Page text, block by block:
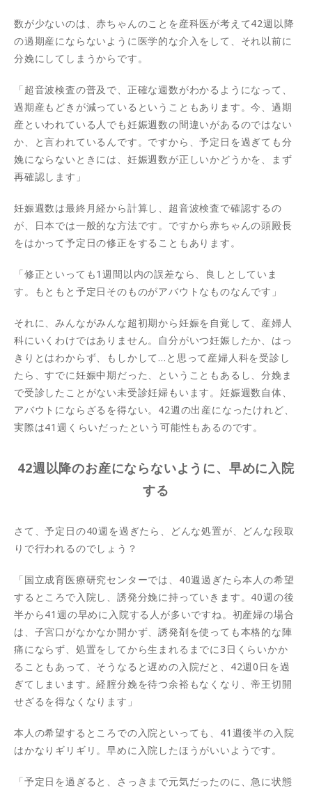
数が少ないのは、赤ちゃんのことを産科医が考えて42週以降
の過期産にならないように医学的な介入をして、それ以前に
分娩にしてしまうからです。
「超音波検査の普及で、正確な週数がわかるようになって、
過期産もどきが減っているということもあります。今、過期
産といわれている人でも妊娠週数の間違いがあるのではない
か、と言われているんです。ですから、予定日を過ぎても分
娩にならないときには、妊娠週数が正しいかどうかを、まず
再確認します」
妊娠週数は最終月経から計算し、超音波検査で確認するの
が、日本では一般的な方法です。ですから赤ちゃんの頭殿長
をはかって予定日の修正をすることもあります。
「修正といっても1週間以内の誤差なら、良しとしていま
す。もともと予定日そのものがアバウトなものなんです」
それに、みんながみんな超初期から妊娠を自覚して、産婦人
科にいくわけではありません。自分がいつ妊娠したか、はっ
きりとはわからず、もしかして…と思って産婦人科を受診し
たら、すでに妊娠中期だった、ということもあるし、分娩ま
で受診したことがない未受診妊婦もいます。妊娠週数自体、
アバウトにならざるを得ない。42週の出産になったけれど、
実際は41週くらいだったという可能性もあるのです。
42週以降のお産にならないように、早めに入院
する
さて、予定日の40週を過ぎたら、どんな処置が、どんな段取
りで行われるのでしょう？
「国立成育医療研究センターでは、40週過ぎたら本人の希望
するところで入院し、誘発分娩に持っていきます。40週の後
半から41週の早めに入院する人が多いですね。初産婦の場合
は、子宮口がなかなか開かず、誘発剤を使っても本格的な陣
痛にならず、処置をしてから生まれるまでに3日くらいかか
ることもあって、そうなると遅めの入院だと、42週0日を過
ぎてしまいます。経腟分娩を待つ余裕もなくなり、帝王切開
せざるを得なくなります」
本人の希望するところでの入院といっても、41週後半の入院
はかなりギリギリ。早めに入院したほうがいいようです。
「予定日を過ぎると、さっきまで元気だったのに、急に状態